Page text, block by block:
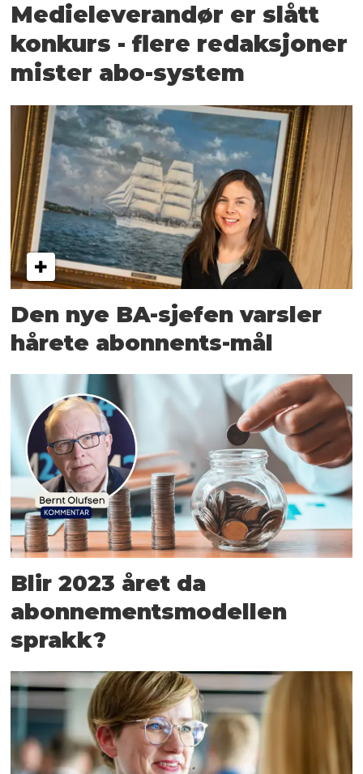
Medieleverandør er slått
konkurs - flere redaksjoner
mister abo-system
Den nye BA-sjefen varsler
hårete abonnents-mål
Blir 2023 året da
abonnements­modellen
sprakk?